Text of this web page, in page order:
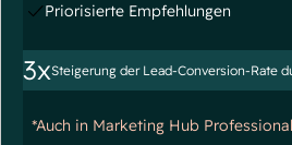
Priorisierte Empfehlungen
3xSteigerung der Lead-Conversion-Rate
*Auch in Marketing Hub